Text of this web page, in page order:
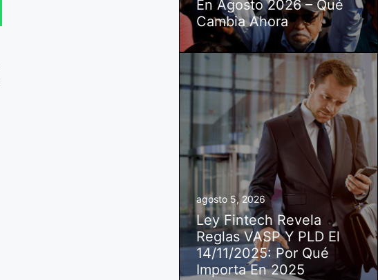
En Agosto 2026 – Qué
Cambia Ahora
agosto 5, 2026
Ley Fintech Revela
Reglas VASP Y PLD El
14/11/2025: Por Qué
Importa En 2025